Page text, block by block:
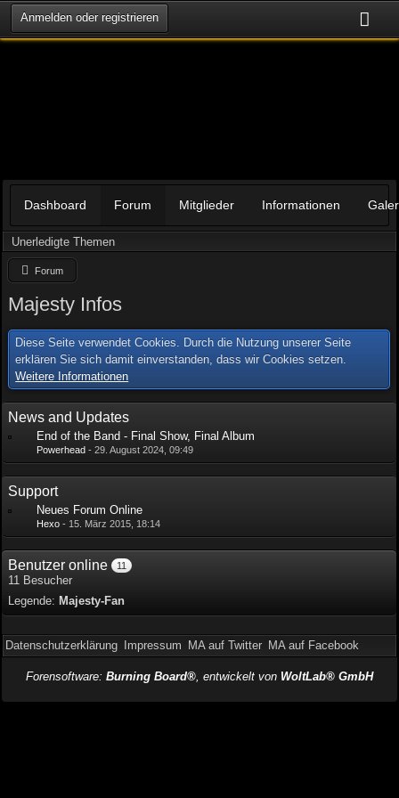
Anmelden oder registrieren
Dashboard Forum Mitglieder Informationen
Unerledigte Themen
Forum
Majesty Infos
Diese Seite verwendet Cookies. Durch die Nutzung unserer Seite
erklären Sie sich damit einverstanden, dass wir Cookies setzen.
Weitere Informationen
News and Updates
End of the Band - Final Show, Final Album
Powerhead -29. August 2024, 09:49
Support
Neues Forum Online
Hexo - 15. März 2015, 18:14
Benutzer online 11
11 Besucher
Legende: Majesty-Fan
Datenschutzerklärung Impressum MA auf Twitter MA auf Facebook
Forensoftware: Burning Board®, entwickelt von WoltLab® GmbH